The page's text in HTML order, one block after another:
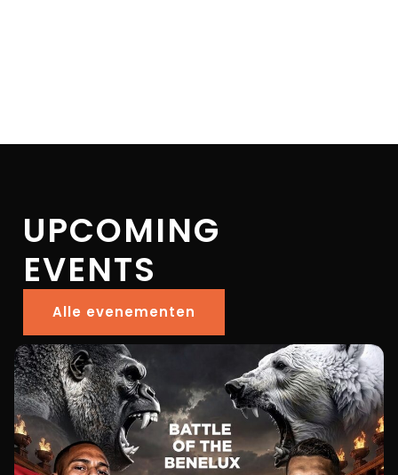
UPCOMING
EVENTS
Alle evenementen